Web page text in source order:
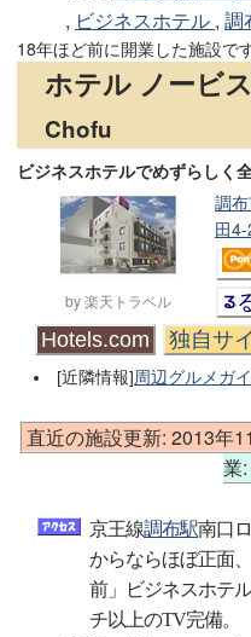
, ビジネスホテル , 調
18年ほど前に開業した施設です
ホテル ノービ
Chofu
ビジネスホテルでめずらしく
by 楽天トラベル
調
田
Hotels.com
独自サ
[近隣情報]周辺グルメガ
直近の施設更新: 2013年
業
京王線調布駅南口
からならほぼ正面
前」ビジネスホテ
チ以上のTV完備。